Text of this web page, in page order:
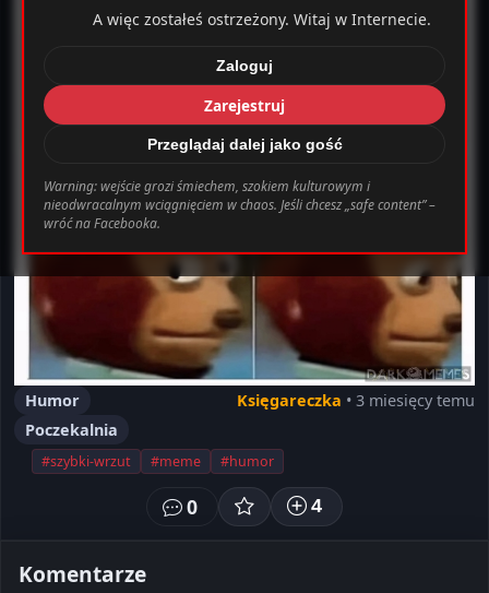
163Warning
Ustawienia Wyloguj
Humor Księgareczka • 3 miesięcy temu
Poczekalnia
#szybki-wrzut #meme #humor
0 4
Komentarze
A więc zostałeś ostrzeżony. Witaj w Internecie.
Zaloguj
Zarejestruj
Przeglądaj dalej jako gość
Warning: wejście grozi śmiechem, szokiem kulturowym i
nieodwracalnym wciągnięciem w chaos. Jeśli chcesz „safe content” –
wróć na Facebooka.